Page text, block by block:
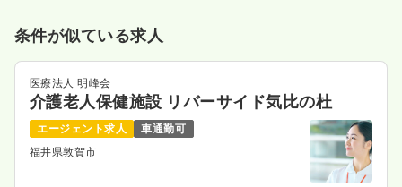
条件が似ている求人
医療法人 明峰会
介護老人保健施設 リバーサイド気比の杜
エージェント求人
車通勤可
福井県敦賀市